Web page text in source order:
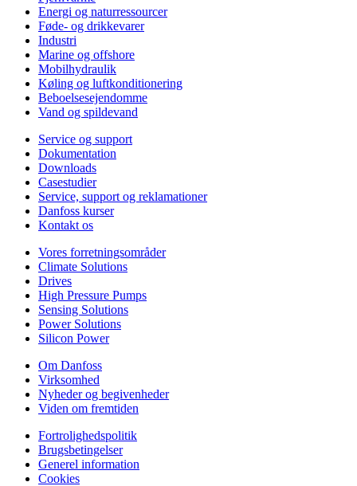
Energi og naturressourcer
Føde- og drikkevarer
Industri
Marine og offshore
Mobilhydraulik
Køling og luftkonditionering
Beboelsesejendomme
Vand og spildevand
Service og support
Dokumentation
Downloads
Casestudier
Service, support og reklamationer
Danfoss kurser
Kontakt os
Vores forretningsområder
Climate Solutions
Drives
High Pressure Pumps
Sensing Solutions
Power Solutions
Silicon Power
Om Danfoss
Virksomhed
Nyheder og begivenheder
Viden om fremtiden
Fortrolighedspolitik
Brugsbetingelser
Generel information
Cookies